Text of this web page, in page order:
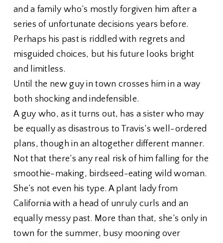
and a family who’s mostly forgiven him after a
series of unfortunate decisions years before.
Perhaps his past is riddled with regrets and
misguided choices, but his future looks bright
and limitless.
Until the new guy in town crosses him in a way
both shocking and indefensible.
A guy who, as it turns out, has a sister who may
be equally as disastrous to Travis’s well-ordered
plans, though in an altogether different manner.
Not that there’s any real risk of him falling for the
smoothie-making, birdseed-eating wild woman.
She’s not even his type. A plant lady from
California with a head of unruly curls and an
equally messy past. More than that, she’s only in
town for the summer, busy mooning over